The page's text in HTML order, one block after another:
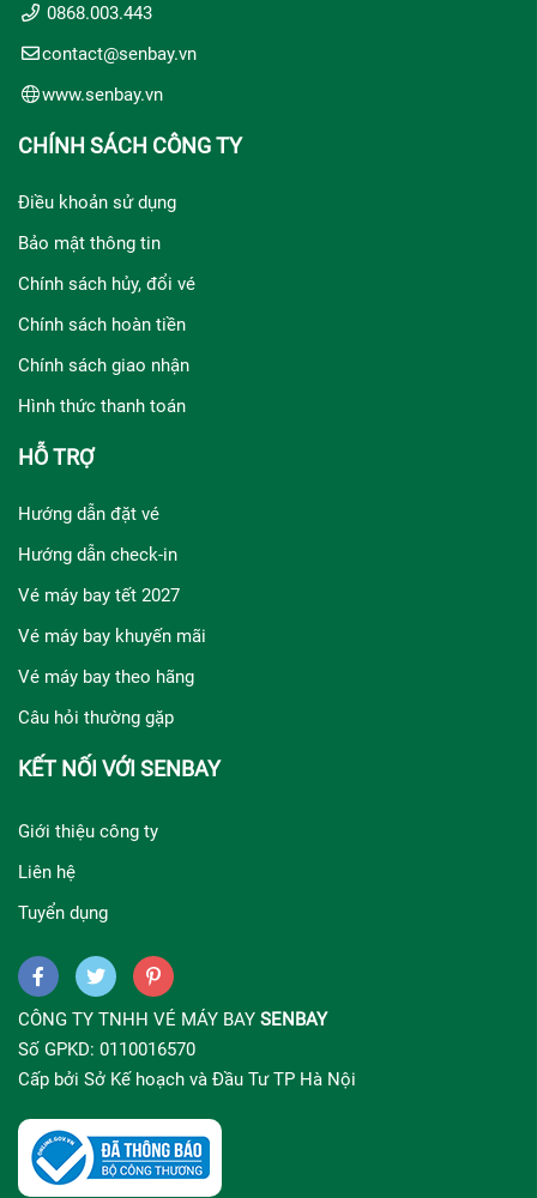
0868.003.443
contact@senbay.vn
www.senbay.vn
CHÍNH SÁCH CÔNG TY
Điều khoản sử dụng
Bảo mật thông tin
Chính sách hủy, đổi vé
Chính sách hoàn tiền
Chính sách giao nhận
Hình thức thanh toán
HỖ TRỢ
Hướng dẫn đặt vé
Hướng dẫn check-in
Vé máy bay tết 2027
Vé máy bay khuyến mãi
Vé máy bay theo hãng
Câu hỏi thường gặp
KẾT NỐI VỚI SENBAY
Giới thiệu công ty
Liên hệ
Tuyển dụng
CÔNG TY TNHH VÉ MÁY BAY SENBAY
Số GPKD: 0110016570
Cấp bởi Sở Kế hoạch và Đầu Tư TP Hà Nội